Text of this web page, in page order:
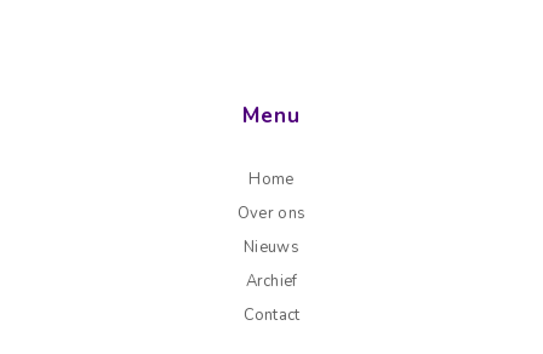
Menu
Home
Over ons
Nieuws
Archief
Contact